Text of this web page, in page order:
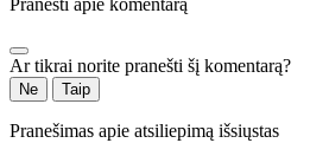
Ar tikrai norite pranešti šį komentarą?
Ne Taip
Pranešimas apie atsiliepimą išsiųstas